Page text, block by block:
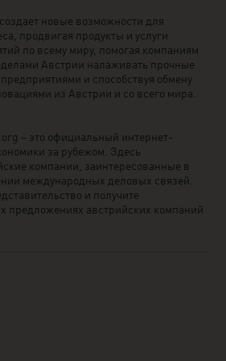
новые возможности для
продвигая продукты и услуги
по всему миру, помогая компаниям
Австрии налаживать прочные
и способствуя обмену
из Австрии и со всего мира.
– это официальный интернет-
за рубежом. Здесь
компании, заинтересованные в
международных деловых связей.
и получите
предложениях австрийских компаний